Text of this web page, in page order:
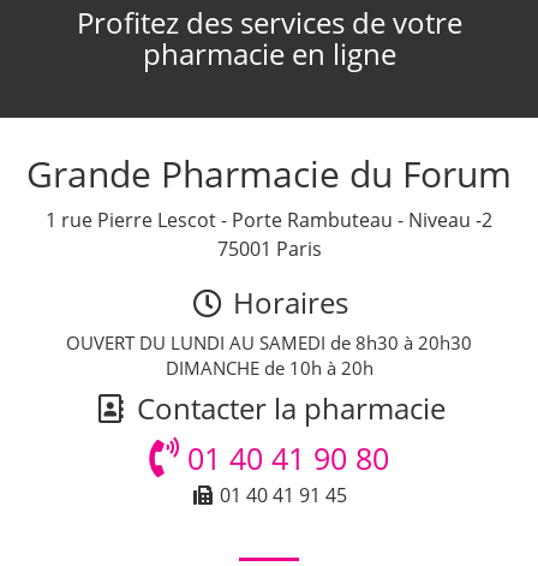
Profitez des services de votre
pharmacie en ligne
Grande Pharmacie du Forum
1 rue Pierre Lescot - Porte Rambuteau - Niveau -2
75001 Paris
Horaires
OUVERT DU LUNDI AU SAMEDI de 8h30 à 20h30
DIMANCHE de 10h à 20h
Contacter la pharmacie
01 40 41 90 80
01 40 41 91 45